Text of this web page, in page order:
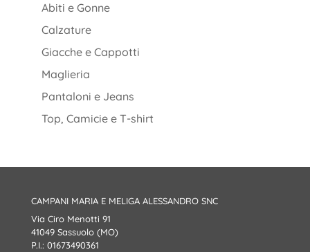
Abiti e Gonne
Calzature
Giacche e Cappotti
Maglieria
Pantaloni e Jeans
Top, Camicie e T-shirt
CAMPANI MARIA E MELIGA ALESSANDRO SNC
Via Ciro Menotti 91
41049 Sassuolo (MO)
P.I.: 01673490361